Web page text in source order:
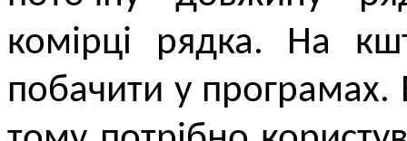
комірці рядка. На
побачити у програмах.